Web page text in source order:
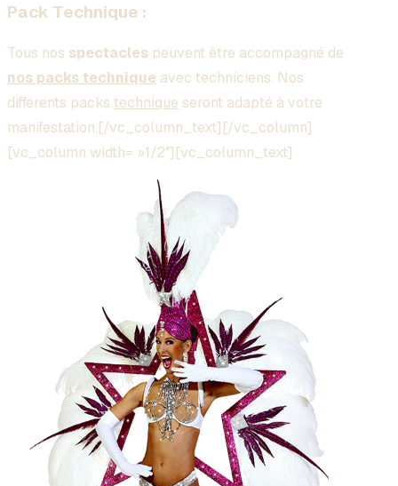
Pack Technique :
Tous nos spectacles peuvent être accompagné de
nos packs technique avec techniciens. Nos
différents packs technique seront adapté à votre
manifestation.[/vc_column_text][/vc_column]
[vc_column width= »1/2″][vc_column_text]